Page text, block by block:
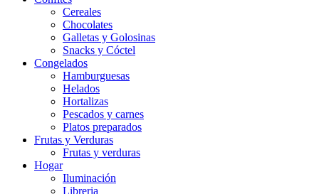
Cereales
Chocolates
Galletas y Golosinas
Snacks y Cóctel
Congelados
Hamburguesas
Helados
Hortalizas
Pescados y carnes
Platos preparados
Frutas y Verduras
Frutas y verduras
Hogar
Iluminación
Libreria